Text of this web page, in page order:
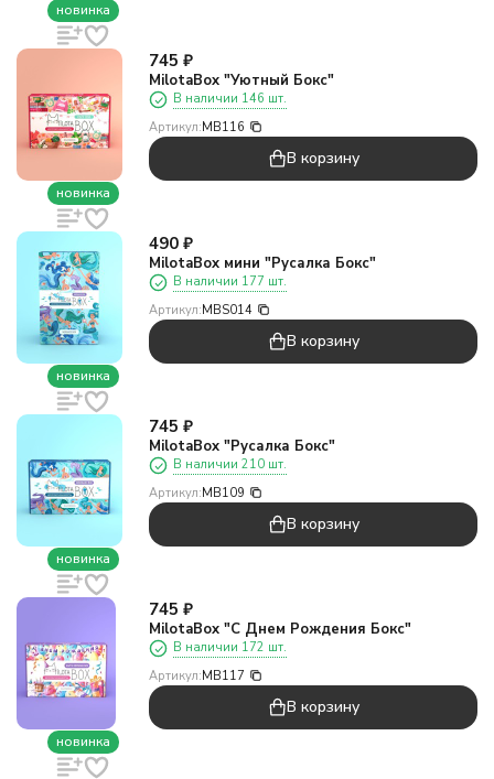
новинка
новинка
745 ₽
MilotaBox "Уютный Бокс"
В наличии 146 шт.
Артикул:MB116
В корзину
новинка
490 ₽
MilotaBox мини "Русалка Бокс"
В наличии 177 шт.
Артикул:MBS014
В корзину
новинка
745 ₽
MilotaBox "Русалка Бокс"
В наличии 210 шт.
Артикул:MB109
В корзину
новинка
745 ₽
MilotaBox "С Днем Рождения Бокс"
В наличии 172 шт.
Артикул:MB117
В корзину